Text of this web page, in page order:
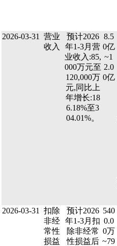
2026-03-31
营业
收入
预计2026
年1-3月营
业收入:85,
000万元至
120,000万
元,同比上
年增长:18
6.18%至3
04.01%。
8.5
0亿
~1
2.0
0亿
2026-03-31
扣除
非经
常性
损益
预计2026
年1-3月扣
除非经常
性损益后
540
0.0
0万
~79